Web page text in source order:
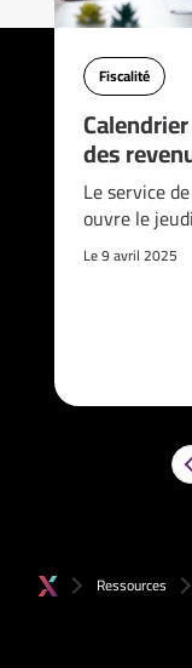
Fiscalité
des
Le service
ouvre le
Le 9 avril 2025
Ressources